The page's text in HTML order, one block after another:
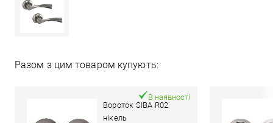
Разом з цим товаром купують:
Вороток SIBA R02
нікель
В наявності